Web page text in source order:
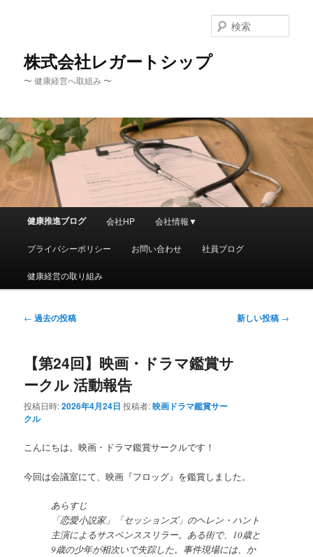
へ
移
動
移
動
株式会社レガートシップ
〜 健康経営へ取組み 〜
索
ュ
健康推進ブログ 会社HP 会社情報▼
プライバシーポリシー お問い合わせ 社員ブログ
健康経営の取り組み
投
ビ
ゲ
ー
シ
ョ
← 過去の投稿 新しい投稿 →
【第24回】映画・ドラマ鑑賞サ
ークル 活動報告
投稿日時:2026年4月24日 投稿者:映画ドラマ鑑賞サー
クル
こんにちは。映画・ドラマ鑑賞サークルです！
今回は会議室にて、映画『フロッグ』を鑑賞しました。
あらすじ
「恋愛小説家」「セッションズ」のヘレン・ハント
主演によるサスペンススリラー。ある街で、10歳と
9歳の少年が相次いで失踪した。事件現場には、か